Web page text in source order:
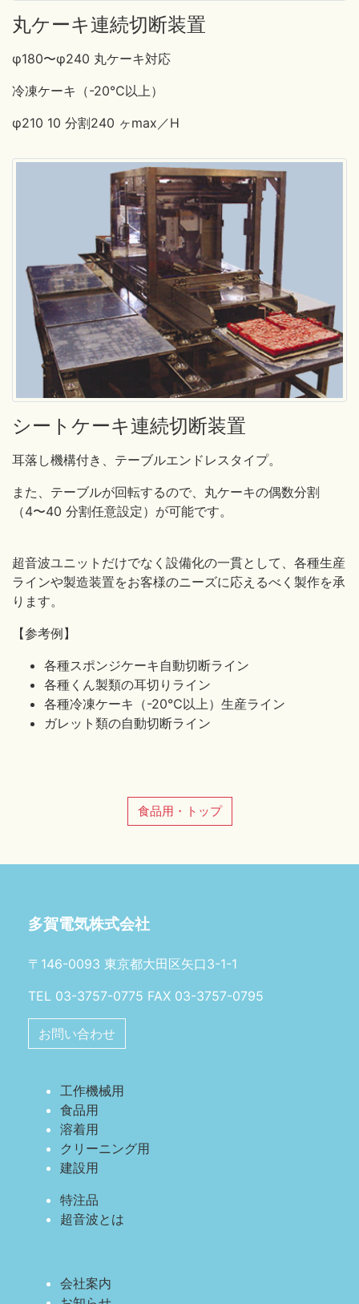
丸ケーキ連続切断装置
φ180〜φ240 丸ケーキ対応
冷凍ケーキ（-20℃以上）
φ210 10 分割240 ヶmax／H
シートケーキ連続切断装置
耳落し機構付き、テーブルエンドレスタイプ。
また、テーブルが回転するので、丸ケーキの偶数分割
（4〜40 分割任意設定）が可能です。
超音波ユニットだけでなく設備化の一貫として、各種生産
ラインや製造装置をお客様のニーズに応えるべく製作を承
ります。
【参考例】
各種スポンジケーキ自動切断ライン
各種くん製類の耳切りライン
各種冷凍ケーキ（-20℃以上）生産ライン
ガレット類の自動切断ライン
食品用・トップ
多賀電気株式会社
〒146-0093 東京都大田区矢口3-1-1
TEL 03-3757-0775 FAX 03-3757-0795
お問い合わせ
工作機械用
食品用
溶着用
クリーニング用
建設用
特注品
超音波とは
会社案内